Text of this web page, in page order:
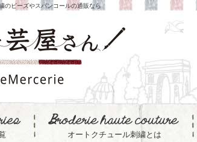
のビーズやスパンコールの通販なら
オートクチュール刺繍とは